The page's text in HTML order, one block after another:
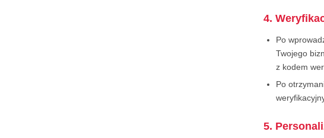
4.
Po
Twojego
z kodem
Po
5.